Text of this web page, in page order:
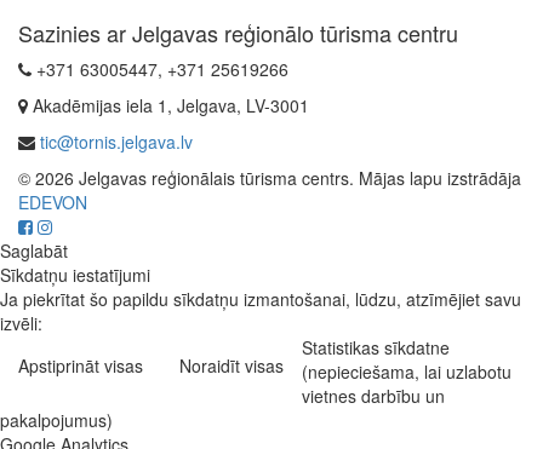
Sazinies ar Jelgavas reģionālo tūrisma centru
+371 63005447, +371 25619266
Akadēmijas iela 1, Jelgava, LV-3001
tic@tornis.jelgava.lv
© 2026 Jelgavas reģionālais tūrisma centrs. Mājas lapu izstrādāja
EDEVON
Saglabāt
Sīkdatņu iestatījumi
Ja piekrītat šo papildu sīkdatņu izmantošanai, lūdzu, atzīmējiet savu
izvēli:
Apstiprināt visas
Noraidīt visas
Statistikas sīkdatne
(nepieciešama, lai uzlabotu
vietnes darbību un
pakalpojumus)